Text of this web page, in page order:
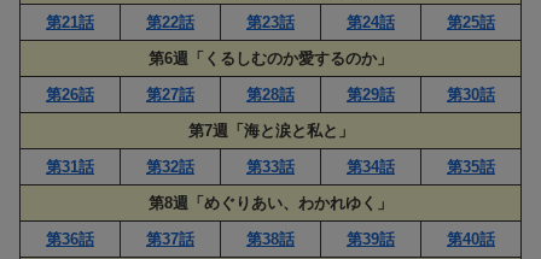
第21話
第22話 第23話 第24話
第25話
第6週「くるしむのか愛するのか」
第26話
第27話 第28話 第29話
第30話
第7週「海と涙と私と」
第31話
第32話 第33話 第34話
第35話
第8週「めぐりあい、わかれゆく」
第36話
第37話 第38話 第39話
第40話